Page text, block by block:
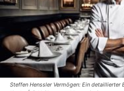
Steffen Henssler Vermögen: Ein